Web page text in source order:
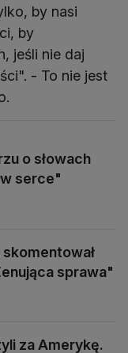
by nasi
by
jeśli nie daj
- To nie jest
o słowach
serce"
skomentował
sprawa"
za Amerykę.